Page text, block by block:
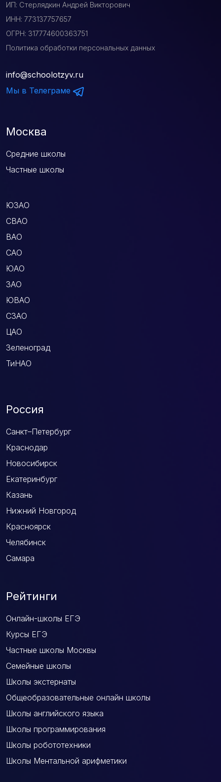
ИП: Стерлядкин Андрей Викторович
ИНН: 773137757657
ОГРН: 317774600363751
Политика обработки персональных данных
info@schoolotzyv.ru
Мы в Телеграме
Москва
Средние школы
Частные школы
ЮЗАО
СВАО
ВАО
САО
ЮАО
ЗАО
ЮВАО
СЗАО
ЦАО
Зеленоград
ТиНАО
Россия
Санкт–Петербург
Краснодар
Новосибирск
Екатеринбург
Казань
Нижний Новгород
Красноярск
Челябинск
Самара
Рейтинги
Онлайн-школы ЕГЭ
Курсы ЕГЭ
Частные школы Москвы
Семейные школы
Школы экстернаты
Общеобразовательные онлайн школы
Школы английского языка
Школы программирования
Школы робототехники
Школы Ментальной арифметики